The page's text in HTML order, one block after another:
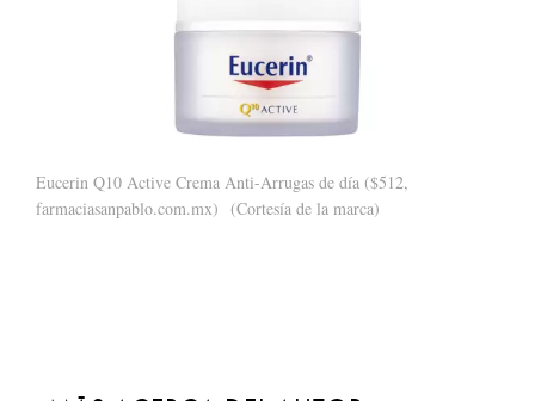
Eucerin Q10 Active Crema Anti-Arrugas de día ($512,
farmaciasanpablo.com.mx) (Cortesía de la marca)